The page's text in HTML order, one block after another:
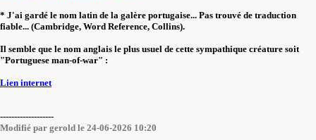
* J'ai gardé le nom latin de la galère portugaise... Pas trouvé de traduction
fiable... (Cambridge, Word Reference, Collins).
Il semble que le nom anglais le plus usuel de cette sympathique créature soit
"Portuguese man-of-war" :
Lien internet
-------------------
Modifié par gerold le 24-06-2026 10:20